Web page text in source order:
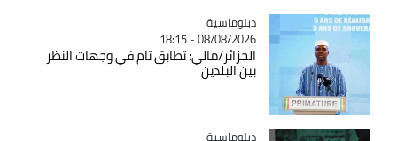
Catégorie
دبلوماسية
08/08/2026 - 18:15
الجزائر/مالي: تطابق تام في وجهات النظر
بين البلدين